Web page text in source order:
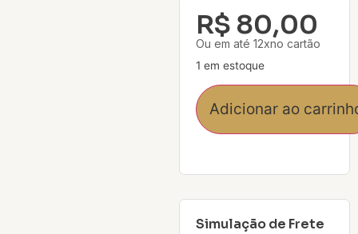
R$ 80,00
Ou em até 12xno cartão
1 em estoque
Adicionar ao
Simulação de Frete